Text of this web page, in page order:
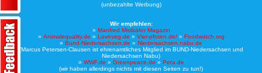
(unbezahlte Werbung)
Wir empfehlen:
» Manfred Mistkäfer Magazin
» Animalequality.de » Loveveg.de » Vier-pfoten.de/» Foodwatch.org
» Bund-Niedersachsen.de » Niedersachsen.nabu.de
(Marcus Petersen-Clausen ist ehrenamtliches Mitglied im BUND-Niedersachsen und
Niedersachsen Nabu)
» WWF.de » Greenpeace.de » Peta.de
(wir haben allerdings nichts mit diesen Seiten zu tun!)